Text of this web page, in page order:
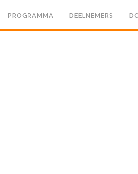
PROGRAMMA DEELNEMERS